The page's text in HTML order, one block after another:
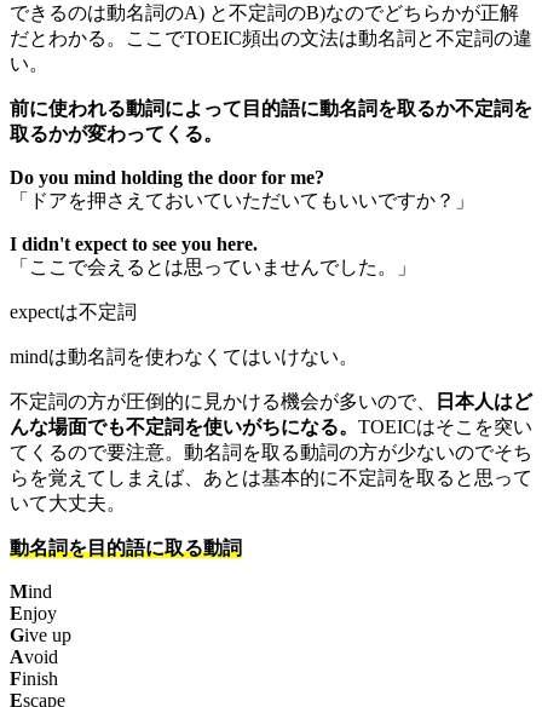
できるのは動名詞のA) と不定詞のB)なのでどちらかが正解
だとわかる。ここでTOEIC頻出の文法は動名詞と不定詞の違
い。
前に使われる動詞によって目的語に動名詞を取るか不定詞を
取るかが変わってくる。
Do you mind holding the door for me?
「ドアを押さえておいていただいてもいいですか？」
I didn't expect to see you here.
「ここで会えるとは思っていませんでした。」
expectは不定詞
mindは動名詞を使わなくてはいけない。
不定詞の方が圧倒的に見かける機会が多いので、
日本人はど
んな場面でも不定詞を使いがちになる。 TOEICはそこを突い
てくるので要注意。動名詞を取る動詞の方が少ないのでそち
らを覚えてしまえば、あとは基本的に不定詞を取ると思って
いて大丈夫。
動名詞を目的語に取る動詞
Mind
Enjoy
Give up
Avoid
Finish
Escape